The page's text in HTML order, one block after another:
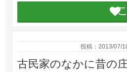
投稿：2013/07/
古民家のなかに昔の